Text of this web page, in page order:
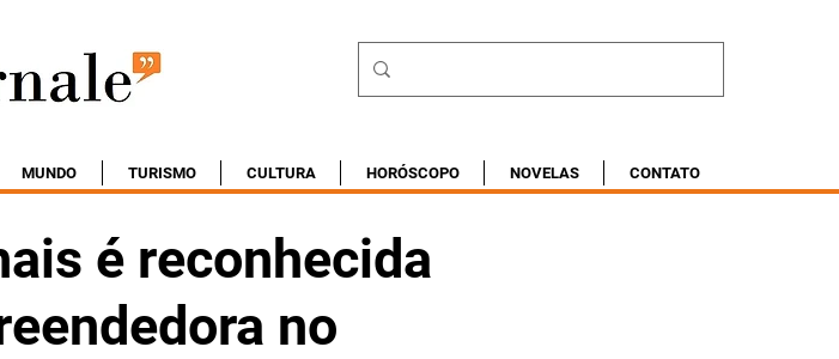
MUNDO TURISMO CULTURA HORÓSCOPO NOVELAS CONTATO
é reconhecida
no